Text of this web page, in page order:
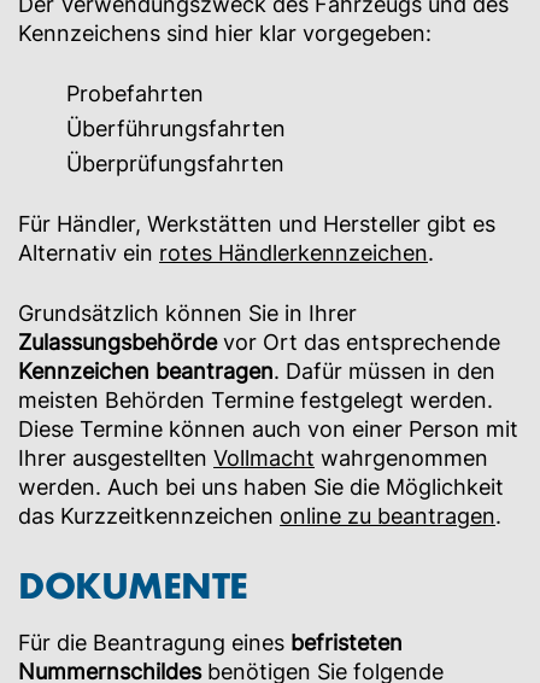
Kennzeichens sind hier klar vorgegeben:
Probefahrten
Überführungsfahrten
Überprüfungsfahrten
Für Händler, Werkstätten und Hersteller gibt es
Alternativ ein rotes Händlerkennzeichen.
Grundsätzlich können Sie in Ihrer
Zulassungsbehördevor Ort das entsprechende
Kennzeichen beantragen. Dafür müssen in den
meisten Behörden Termine festgelegt werden.
Diese Termine können auch von einer Person mit
Ihrer ausgestellten Vollmacht wahrgenommen
werden. Auch bei uns haben Sie die Möglichkeit
das Kurzzeitkennzeichen online zu beantragen.
DOKUMENTE
Für die Beantragung eines befristeten
Nummernschildesbenötigen Sie folgende